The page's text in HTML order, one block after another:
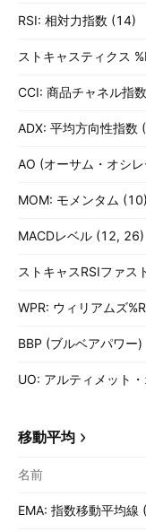
RSI: 相対力指数 (14)
ストキャスティクス
CCI: 商品チャネル指
ADX: 平均方向性指数
AO (オーサム・オシ
MOM: モメンタム (10)
MACDレベル (12, 26)
ストキャスRSIファ
WPR: ウィリアムズ
BBP (ブルベアパワー)
UO: アルティメット
移動平均
名前
EMA: 指数移動平均線